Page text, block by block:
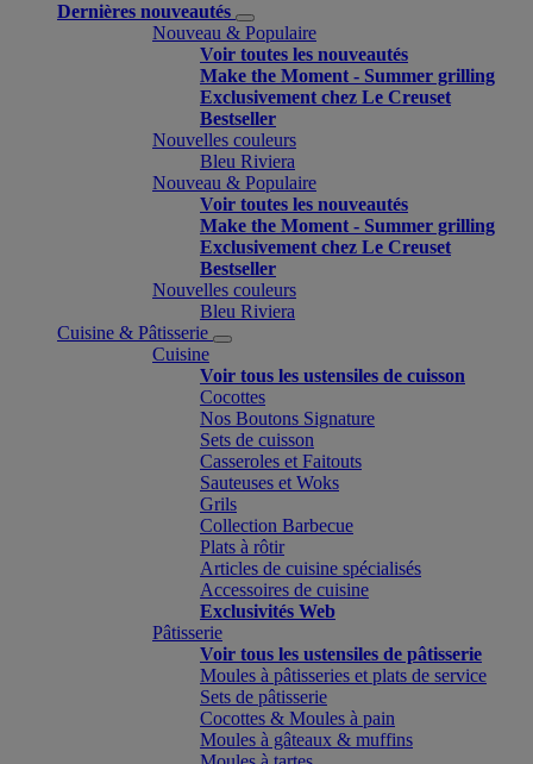
Dernières nouveautés
Nouveau & Populaire
Voir toutes les nouveautés
Make the Moment - Summer grilling
Exclusivement chez Le Creuset
Bestseller
Nouvelles couleurs
Bleu Riviera
Nouveau & Populaire
Voir toutes les nouveautés
Make the Moment - Summer grilling
Exclusivement chez Le Creuset
Bestseller
Nouvelles couleurs
Bleu Riviera
Cuisine & Pâtisserie
Cuisine
Voir tous les ustensiles de cuisson
Cocottes
Nos Boutons Signature
Sets de cuisson
Casseroles et Faitouts
Sauteuses et Woks
Grils
Collection Barbecue
Plats à rôtir
Articles de cuisine spécialisés
Accessoires de cuisine
Exclusivités Web
Pâtisserie
Voir tous les ustensiles de pâtisserie
Moules à pâtisseries et plats de service
Sets de pâtisserie
Cocottes & Moules à pain
Moules à gâteaux & muffins